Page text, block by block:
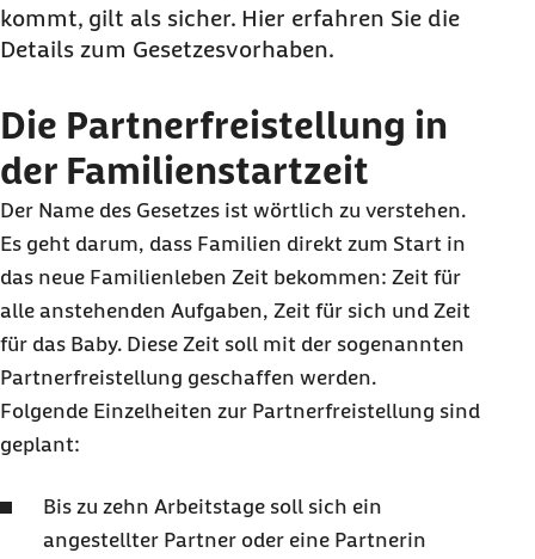
kommt, gilt als sicher. Hier erfahren Sie die
Details zum Gesetzesvorhaben.
Die Partnerfreistellung in
der Familienstartzeit
Der Name des Gesetzes ist wörtlich zu verstehen.
Es geht darum, dass Familien direkt zum Start in
das neue Familienleben Zeit bekommen: Zeit für
alle anstehenden Aufgaben, Zeit für sich und Zeit
für das Baby. Diese Zeit soll mit der sogenannten
Partnerfreistellung geschaffen werden.
Folgende Einzelheiten zur Partnerfreistellung sind
geplant:
Bis zu zehn Arbeitstage soll sich ein
angestellter Partner oder eine Partnerin